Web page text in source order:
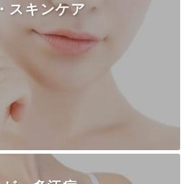
スキンケア